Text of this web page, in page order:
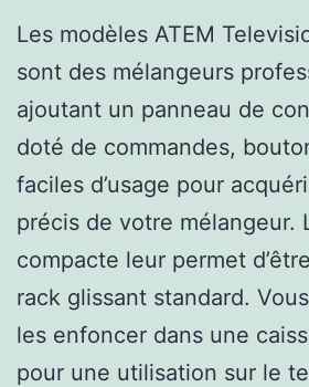
Les modèles ATEM
sont des mélangeurs
ajoutant un panneau de
doté de commandes,
faciles d’usage pour
précis de votre mélangeur.
compacte leur permet
rack glissant standard.
les enfoncer dans une
pour une utilisation sur le